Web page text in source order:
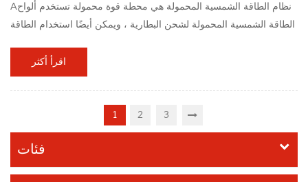
Aنظام الطاقة الشمسية المحمولة هي محطة قوة محمولة تستخدم ألواح
الطاقة الشمسية المحمولة لشحن البطارية ، ويمكن أيضًا استخدام الطاقة
المناخ يؤثر باستمرار على كوكب الأرض مثل الظروف القاسية ،
والظروف المتزايدة ، وارتفاع نطاقات المياه ، وما إلى ذلك ، يجب علينا
اقرأ أكثر
1 2 3
فئات